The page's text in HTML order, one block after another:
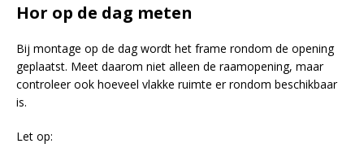
Hor op de dag meten
Bij montage op de dag wordt het frame rondom de opening
geplaatst. Meet daarom niet alleen de raamopening, maar
controleer ook hoeveel vlakke ruimte er rondom beschikbaar
is.
Let op: